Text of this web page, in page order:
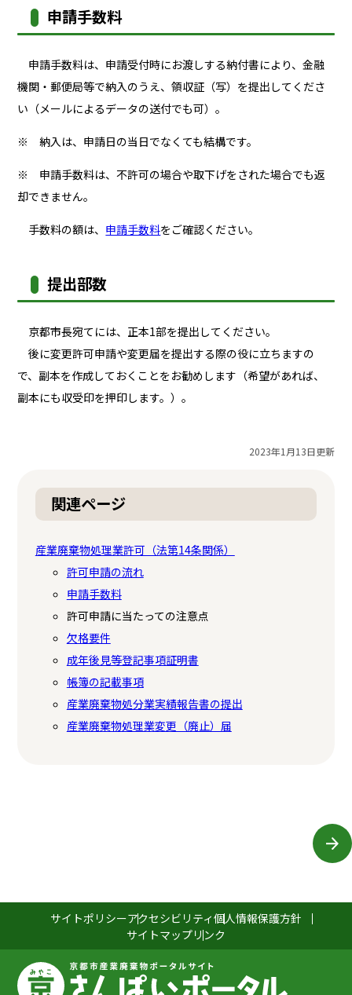
申請手数料
申請手数料は、申請受付時にお渡しする納付書により、金融
機関・郵便局等で納入のうえ、領収証（写）を提出してくださ
い（メールによるデータの送付でも可）。
※ 納入は、申請日の当日でなくても結構です。
※ 申請手数料は、不許可の場合や取下げをされた場合でも返
却できません。
手数料の額は、 申請手数料をご確認ください。
提出部数
京都市長宛てには、正本1部を提出してください。
後に変更許可申請や変更届を提出する際の役に立ちますの
で、副本を作成しておくことをお勧めします（希望があれば、
副本にも収受印を押印します。）。
2023年1月13日更新
関連ページ
産業廃棄物処理業許可（法第14条関係）
許可申請の流れ
申請手数料
許可申請に当たっての注意点
欠格要件
成年後見等登記事項証明書
帳簿の記載事項
産業廃棄物処分業実績報告書の提出
産業廃棄物処理業変更（廃止）届
サイトポリシーアクセシビリティ個人情報保護方針
サイトマップリンク